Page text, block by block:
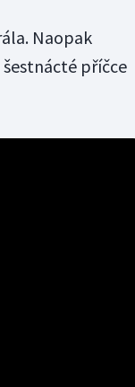
Naopak
příčce